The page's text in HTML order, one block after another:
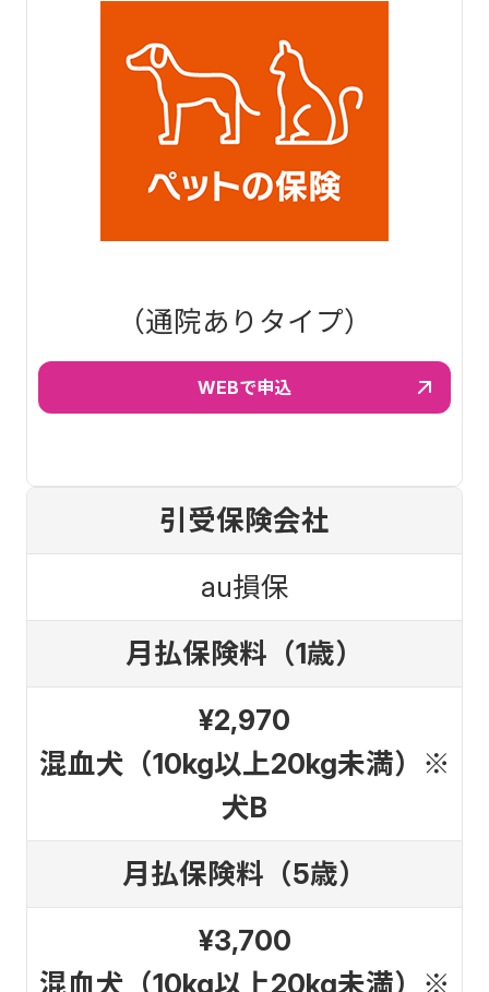
（通院ありタイプ）
WEBで申込
引受保険会社
au損保
月払保険料（1歳）
¥2,970
混血犬（10kg以上20kg未満）※
犬B
月払保険料（5歳）
¥3,700
混血犬（10kg以上20kg未満）※